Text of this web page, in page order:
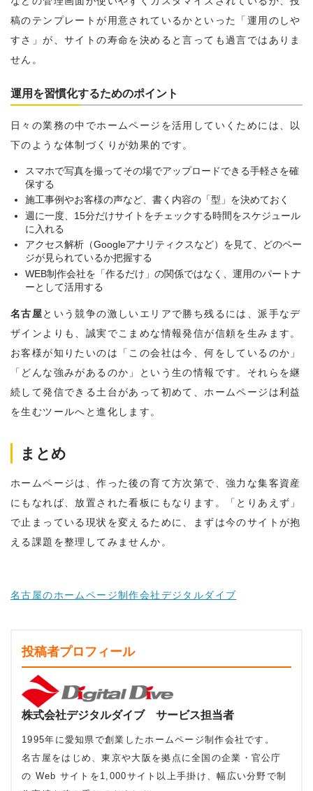
稿のテンプレートが用意されているかといった「運用のしや
すさ」が、サイトの寿命を決めると言っても過言ではありま
せん。
運用を習慣化するためのポイント
日々の業務の中でホームページを活用していくためには、以
下のような体制づくりが効果的です。
スマホで写真を撮ってその場でアップロードできる手軽さを確
保する
施工事例やお客様の声など、書く内容の「型」を決めておく
週に一度、15分だけサイトをチェックする時間をスケジュール
に入れる
アクセス解析（Googleアナリティクスなど）を見て、どのペー
ジが見られているか把握する
WEB制作会社を「作るだけ」の関係ではなく、運用のパートナ
ーとして活用する
名古屋という競争の激しいエリアで勝ち残るには、派手なデ
ザインよりも、誠実でこまめな情報発信が信頼を生みます。
お客様が知りたいのは「この会社は今、何をしているのか」
「どんな強みがあるのか」という生の情報です。それらを継
続して発信できる土台があって初めて、ホームページは利益
を生むツールへと進化します。
まとめ
ホームページは、作った後の育て方次第で、強力な集客資産
にもなれば、放置された看板にもなります。「とりあえず」
で止まっている現状を変えるために、まずは今のサイトが抱
える課題を整理してみませんか。
名古屋のホームページ制作会社デジタルダイブ
投稿者プロフィール
株式会社デジタルダイブ サービス担当者
1995年に愛知県で創業したホームページ制作会社です。
名古屋をはじめ、東京や大阪を拠点に全国の企業・官公庁
の Web サイトを1,000サイト以上手掛け、幅広い分野で制